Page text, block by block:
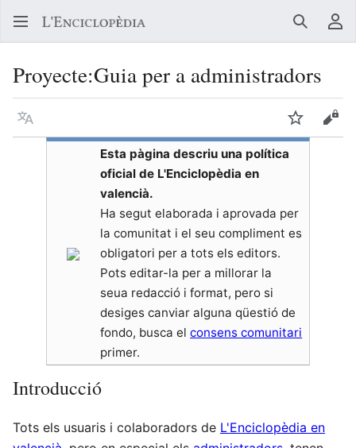
Buscar
Proyecte:Guia per a administradors
Llegir en un atre idioma Vigilar
Esta pàgina descriu una política
oficial de L'Enciclopèdia en
valencià.
Ha segut elaborada i aprovada per
la comunitat i el seu compliment es
obligatori per a tots els editors.
Pots editar-la per a millorar la
seua redacció i format, pero si
desiges canviar alguna qüestió de
fondo, busca elconsens comunitari
primer.
Introducció
Tots els usuaris i colaboradors de L'Enciclopèdia en